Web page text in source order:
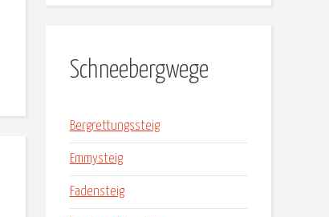
Schneebergwege
Bergrettungssteig
Emmysteig
Fadensteig